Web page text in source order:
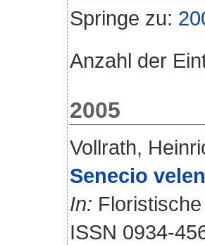
Springe zu:
Anzahl der
2005
Vollrath,
Senecio
In:
ISSN 0934-